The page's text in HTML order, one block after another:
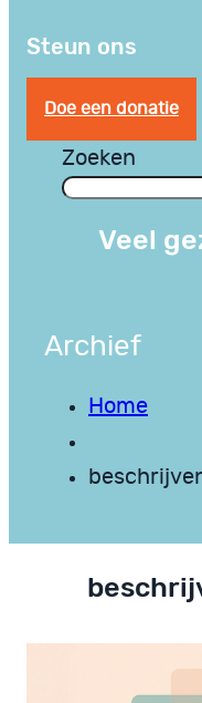
Steun ons
Doe een donatie
Zoeken
Veel
Archief
Home